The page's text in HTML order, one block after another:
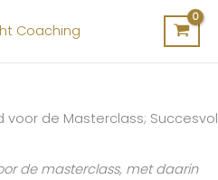
de Masterclass; Succesvol
de masterclass, met daarin